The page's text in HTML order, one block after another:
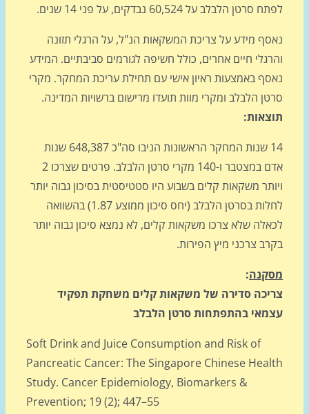
הלבלב על 60,524 נבדקים, על פני 14 שנים.
מידע על צריכת המשקאות הנ"ל, על הרגלי תזונה
חיים אחרים, כולל חשיפה לגורמים סביבתיים. המידע
באמצעות ראיון אישי עם תחילת עריכת המחקר. מקרי
הלבלב ומקרי מוות תועדו מרישום ברשויות המדינה.
14 שנות המחקר הראשונות הניבו סה"כ 648,387 שנות
אדם במצטבר ו-140 מקרי סרטן הלבלב. פרטים שצרכו 2
משקאות קלים בשבוע היו סטטיסטית בסיכון גבוה יותר
לחלות בסרטן הלבלב (יחס סיכון ממוצע 1.87) בהשוואה
שלא צרכו משקאות קלים, לא נמצא סיכון גבוה יותר
צרכני מיץ הפירות.
:
סדירה של משקאות קלים משחקת תפקיד
בהתפתחות סרטן הלבלב
Soft Drink and Juice Consumption and Risk of
Pancreatic Cancer: The Singapore Chinese
Study. Cancer Epidemiology, Biomarkers &
Prevention; 19 (2); 447–55